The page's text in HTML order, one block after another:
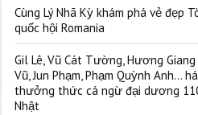
Cùng Lý Nhã Kỳ khám phá vẻ đẹp
quốc hội Romania
Gil Lê, Vũ Cát Tường, Hương Giang
Vũ, Jun Phạm, Phạm Quỳnh Anh…
thưởng thức cá ngừ đại dương
Nhật